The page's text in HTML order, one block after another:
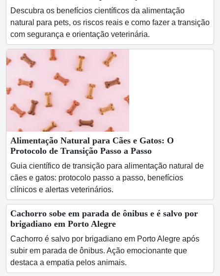
Descubra os benefícios científicos da alimentação
natural para pets, os riscos reais e como fazer a transição
com segurança e orientação veterinária.
Alimentação Natural para Cães e Gatos: O
Protocolo de Transição Passo a Passo
Guia científico de transição para alimentação natural de
cães e gatos: protocolo passo a passo, benefícios
clínicos e alertas veterinários.
Cachorro sobe em parada de ônibus e é salvo por
brigadiano em Porto Alegre
Cachorro é salvo por brigadiano em Porto Alegre após
subir em parada de ônibus. Ação emocionante que
destaca a empatia pelos animais.